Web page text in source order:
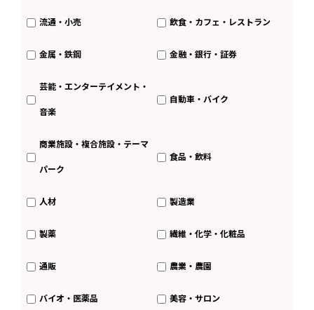
流通・小売 飲食・カフェ・レストラン
金属・鉄鋼 金融・銀行・証券
芸能・エンターテイメント・
音楽
自動車・バイク
商業施設・複合施設・テーマ
パーク
食品・飲料
人材 製造業
製薬 繊維・化学・化粧品
通販 農業・農園
バイオ・医薬品 美容・サロン